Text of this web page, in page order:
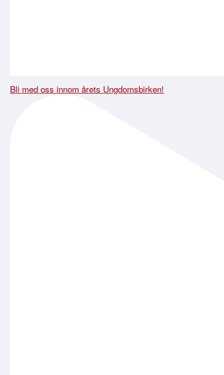
Bli med oss innom årets Ungdomsbirken!